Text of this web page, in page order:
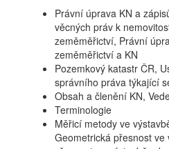
Právní úprava KN a
věcných práv k
zeměměřictví, Právní
zeměměřictví a KN
Pozemkový katastr ČR,
správního práva týkající
Obsah a členění KN,
Terminologie
Měřicí metody ve
Geometrická přesnost